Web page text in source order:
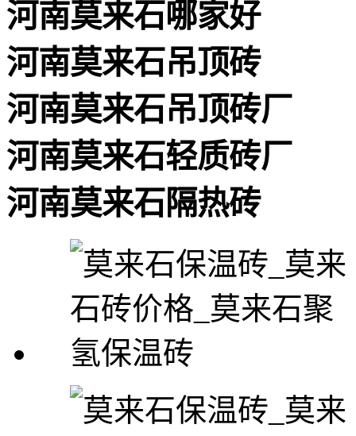
河南莫来石哪家好
河南莫来石吊顶砖
河南莫来石吊顶砖厂
河南莫来石轻质砖厂
河南莫来石隔热砖